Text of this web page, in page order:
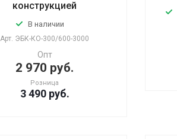
конструкцией
В наличии
Арт. ЭБК-КО-300/600-3000
Опт
2 970 руб.
Розница
3 490 руб.